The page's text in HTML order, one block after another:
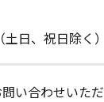
日、祝日除く）
い合わせいただ